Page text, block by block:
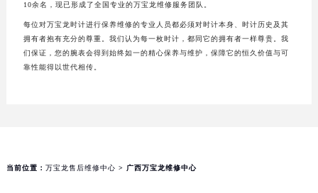
10余名，现已形成了全国专业的万宝龙维修服务团队。
每位对万宝龙时计进行保养维修的专业人员都必须对时计本身、时计历史及其
拥有者抱有充分的尊重。我们认为每一枚时计，都同它的拥有者一样尊贵。我
们保证，您的腕表会得到始终如一的精心保养与维护，保障它的恒久价值与可
靠性能得以世代相传。
当前位置： 万宝龙售后维修中心 > 广西万宝龙维修中心